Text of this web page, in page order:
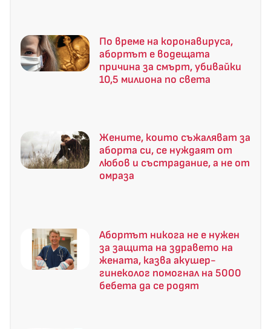
По време на коронавируса,
абортът е водещата
причина за смърт, убивайки
10,5 милиона по света
Жените, които съжаляват за
аборта си, се нуждаят от
любов и състрадание, а не от
омраза
Абортът никога не е нужен
за защита на здравето на
жената, казва акушер-
гинеколог помогнал на 5000
бебета да се родят